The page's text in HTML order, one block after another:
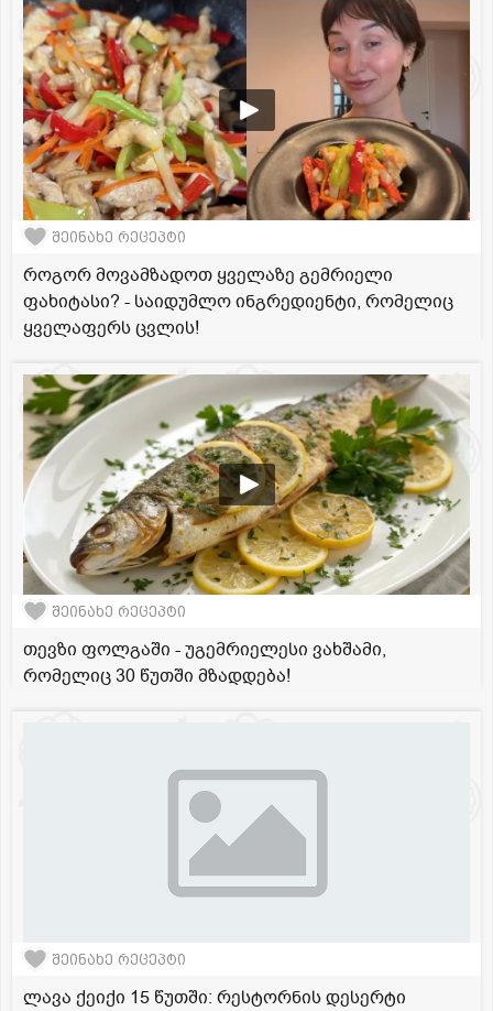
შეინახე რეცეპტი
როგორ მოვამზადოთ ყველაზე გემრიელი
ფახიტასი? - საიდუმლო ინგრედიენტი, რომელიც
ყველაფერს ცვლის!
შეინახე რეცეპტი
თევზი ფოლგაში - უგემრიელესი ვახშამი,
რომელიც 30 წუთში მზადდება!
შეინახე რეცეპტი
ლავა ქეიქი 15 წუთში: რესტორნის დესერტი